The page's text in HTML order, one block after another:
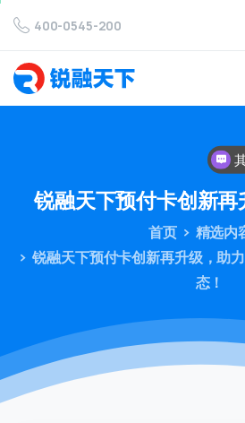
400-0545-200
锐融天下预付卡创新
首页
精选内
锐融天下预付卡创新再升级，助
态！